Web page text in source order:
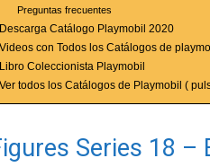
Preguntas frecuentes
Descarga Catálogo Playmobil 2020
Videos con Todos los Catálogos de
Libro Coleccionista Playmobil
Ver todos los Catálogos de Playmobil (
Series 18 –